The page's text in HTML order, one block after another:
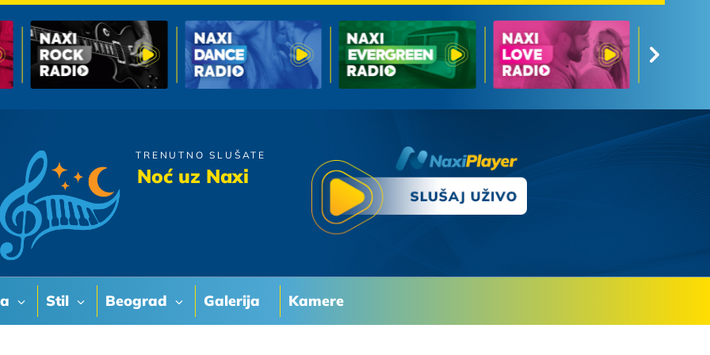
Stil Beograd Galerija Kamere
TRENUTNO SLUŠATE
Noć uz Naxi
Boris Novkovic